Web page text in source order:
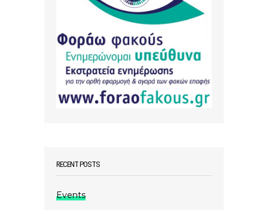
RECENT POSTS
Events